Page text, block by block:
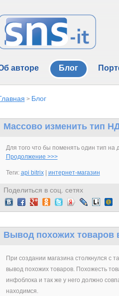
авторе Блог
> Блог
Массово изменить тип
Для того что бы поменять один тип на
Продолжение >>>
Теги: api bitrix| интернет-магазин
Поделиться в соц. сетях
Вывод похожих товаров
При создании магазина столкнулся с
вывод похожих товаров. Похожесть
инфоблока и так же у него должно
находимся.